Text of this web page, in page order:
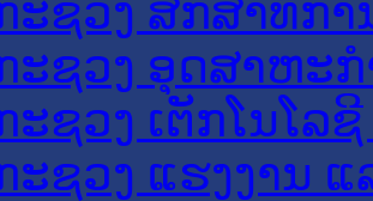
ະຊວງ ສຶກສາທິກາ
ະຊວງ ອຸດສາຫະ
ະຊວງ ເຕັກໂນໂລ
ະຊວງ ແຮງງານ